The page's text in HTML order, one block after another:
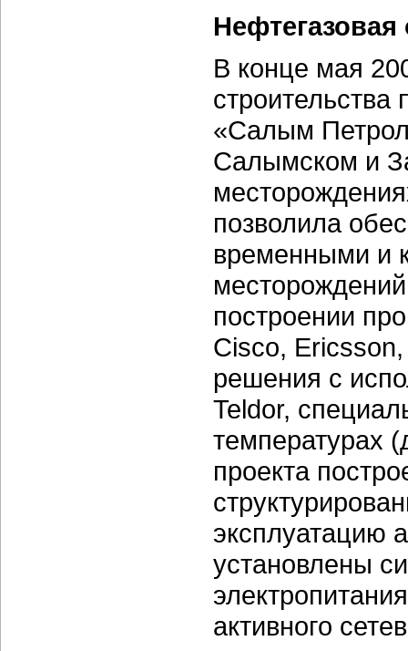
Нефтегазовая
В конце мая
«Салым
Салымском и
позволила
временными и
месторождений
построении
Cisco,
решения с
Teldor,
температурах
проекта
эксплуатацию
установлены
активного